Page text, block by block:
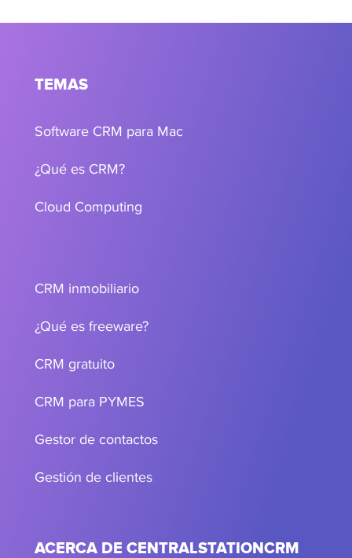
TEMAS
Software CRM para Mac
¿Qué es CRM?
Cloud Computing
CRM inmobiliario
¿Qué es freeware?
CRM gratuito
CRM para PYMES
Gestor de contactos
Gestión de clientes
ACERCA DE CENTRALSTATIONCRM